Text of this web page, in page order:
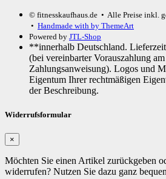
© fitnesskaufhaus.de • Alle Preise inkl.
• Handmade with by ThemeArt
Powered by JTL-Shop
**innerhalb Deutschland.
(bei vereinbarter Vorauszahlung
Zahlungsanweisung). Logos und
Eigentum Ihrer rechtmäßigen
der Beschreibung.
Widerrufsformular
×
Möchten Sie einen Artikel zurückgeben
widerrufen? Nutzen Sie dazu ganz